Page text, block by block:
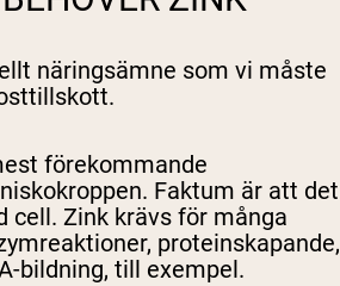
näringsämne som vi måste
förekommande
Faktum är att det
cell. Zink krävs för många
proteinskapande,
bildning, till exempel.